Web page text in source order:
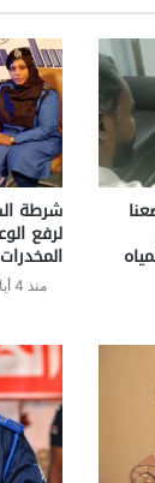
شرطة
لرفع
منذ 4 أيام